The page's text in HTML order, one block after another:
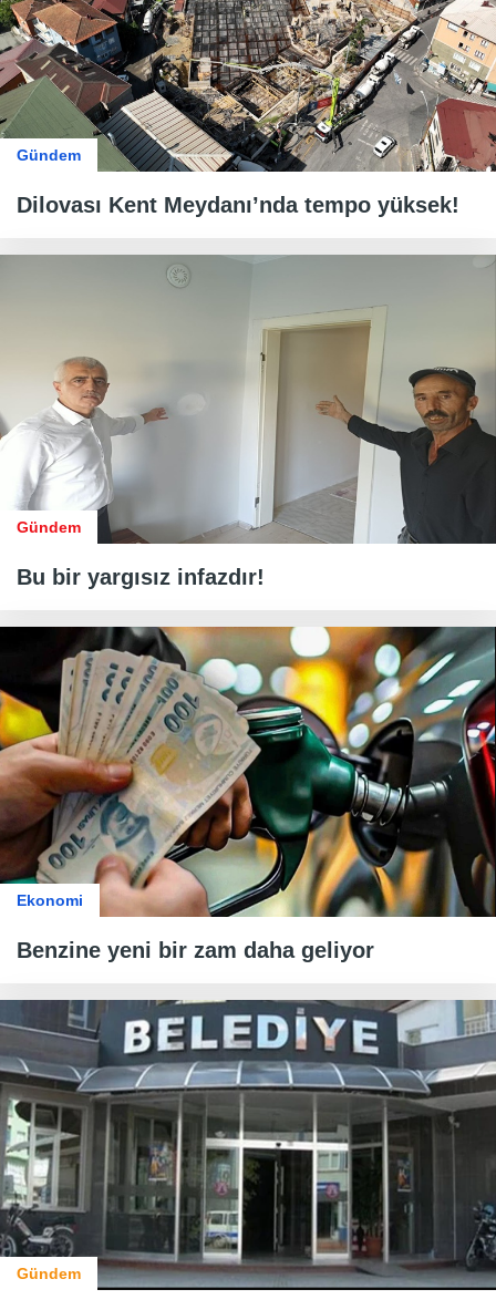
Gündem
Dilovası Kent Meydanı’nda tempo yüksek!
Gündem
Bu bir yargısız infazdır!
Ekonomi
Benzine yeni bir zam daha geliyor
Gündem